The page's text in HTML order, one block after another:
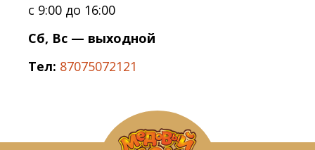
с 9:00 до 16:00
Сб, Вс — выходной
Тел: 87075072121